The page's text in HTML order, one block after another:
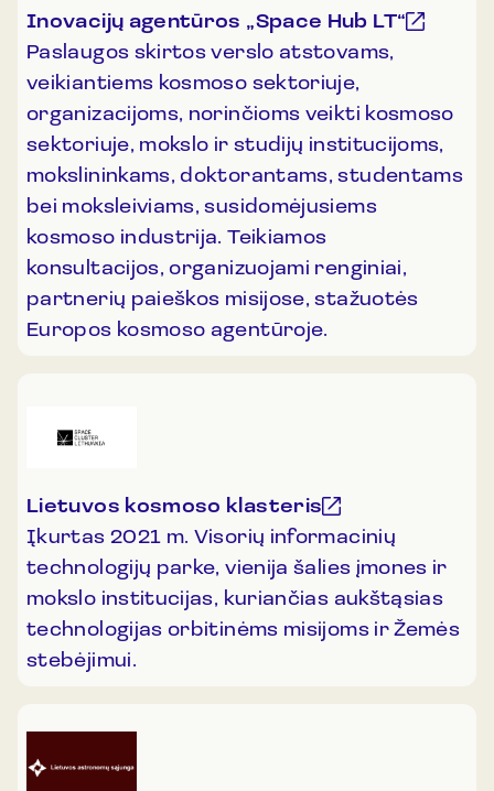
Inovacijų agentūros „Space Hub LT“
Paslaugos skirtos verslo atstovams,
veikiantiems kosmoso sektoriuje,
organizacijoms, norinčioms veikti kosmoso
sektoriuje, mokslo ir studijų institucijoms,
mokslininkams, doktorantams, studentams
bei moksleiviams, susidomėjusiems
kosmoso industrija. Teikiamos
konsultacijos, organizuojami renginiai,
partnerių paieškos misijose, stažuotės
Europos kosmoso agentūroje.
Lietuvos kosmoso klasteris
Įkurtas 2021 m. Visorių informacinių
technologijų parke, vienija šalies įmones ir
mokslo institucijas, kuriančias aukštąsias
technologijas orbitinėms misijoms ir Žemės
stebėjimui.